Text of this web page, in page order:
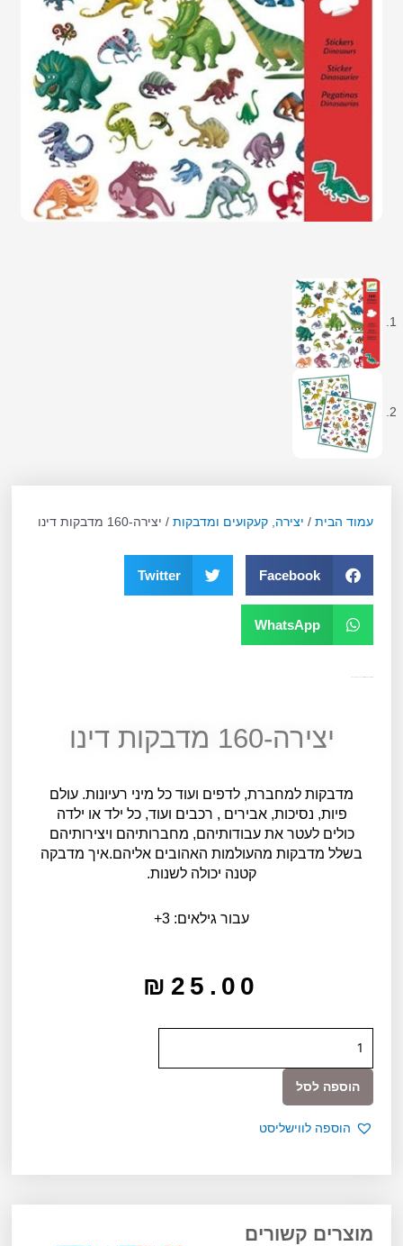
עמוד הבית / יצירה, קעקועים ומדבקות / יצירה-160 מדבקות דינו
Facebook
Twitter
WhatsApp
יצירה-160 מדבקות דינו
מדבקות למחברת, לדפים ועוד כל מיני רעיונות. עולם
פיות, נסיכות, אבירים , רכבים ועוד, כל ילד או ילדה
כולים לעטר את עבודותיהם, מחברותיהם ויצירותיהם
בשלל מדבקות מהעולמות האהובים אליהם.איך מדבקה
קטנה יכולה לשנות.
עבור גילאים: 3+
₪ 25.00
של
הוספה לסל
הוספה לווישליסט
מוצרים קשורים